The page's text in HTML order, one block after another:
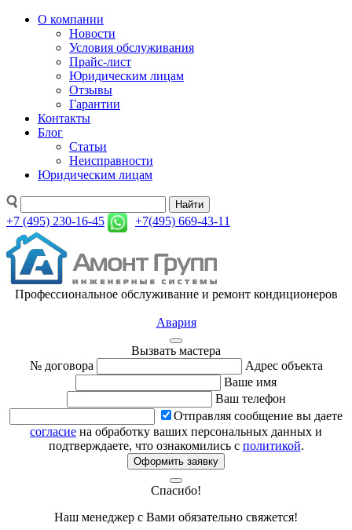
О компании
Новости
Условия обслуживания
Прайс-лист
Юридическим лицам
Отзывы
Гарантии
Контакты
Блог
Статьи
Неисправности
Юридическим лицам
Найти
+7 (495) 230-16-45 +7(495) 669-43-11
Профессиональное обслуживание и ремонт кондиционеров
Авария
Вызвать мастера
№ договора
Адрес объекта
Ваше имя
Ваш телефон
Отправляя сообщение вы даете
согласие на обработку ваших персональных данных и
подтверждаете, что ознакомились с политикой.
Оформить заявку
Спасибо!
Наш менеджер с Вами обязательно свяжется!